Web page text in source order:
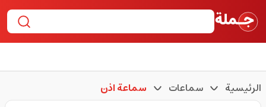
الرئيسية سماعات سماعة اذن